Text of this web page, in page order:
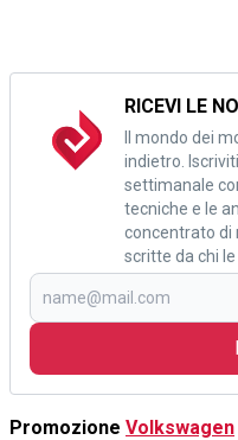
RICEVI LE
Il mondo dei
indietro.
settimanale
tecniche e le
concentrato di
scritte da chi
Promozione Volkswagen